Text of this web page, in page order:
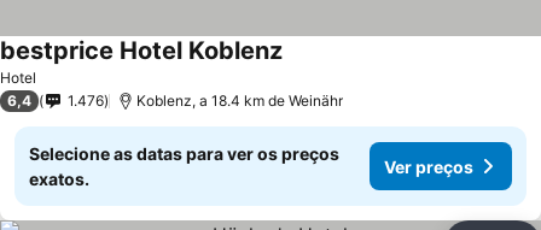
Hotel
bestprice Hotel Koblenz
6,4 1.476 Koblenz, a 18.4 km de Weinähr
Selecione as datas para ver os preços
exatos.
Ver preços